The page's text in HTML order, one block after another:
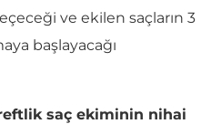
ve ekilen saçların 3
başlayacağı
saç ekiminin nihai